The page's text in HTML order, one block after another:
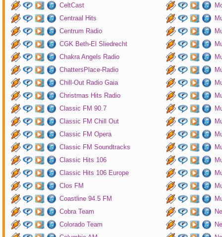
CeltCast
Centraal Hits
Centrum Radio
CGK Beth-El Sliedrecht
Chakra Angels Radio
ChattersPlace-Radio
Chill-Out Radio Gaia
Christmas Hits Radio
Classic FM 90.7
Classic FM Chill Out
Classic FM Opera
Classic FM Soundtracks
Classic Hits 106
Classic Hits 106 Europe
Clos FM
Coastline 94.5 FM
Cobra Team
Colorado Team